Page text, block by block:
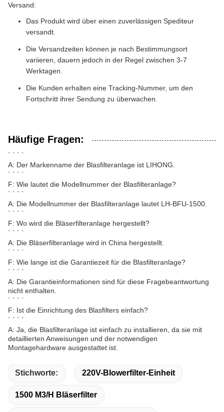
Versand:
Das Produkt wird über einen zuverlässigen Spediteur
versandt.
Die Versandzeiten können je nach Bestimmungsort
variieren, dauern jedoch in der Regel zwischen 3-7
Werktagen.
Die Kunden erhalten eine Tracking-Nummer, um den
Fortschritt ihrer Sendung zu überwachen.
Häufige Fragen:
` ` ` `
A: Der Markenname der Blasfilteranlage ist LIHONG.
` ` ` `
F: Wie lautet die Modellnummer der Blasfilteranlage?
` ` ` `
A: Die Modellnummer der Blasfilteranlage lautet LH-BFU-1500.
` ` ` `
F: Wo wird die Bläserfilteranlage hergestellt?
` ` ` `
A: Die Bläserfilteranlage wird in China hergestellt.
` ` ` `
F: Wie lange ist die Garantiezeit für die Blasfilteranlage?
` ` ` `
A: Die Garantieinformationen sind für diese Fragebeantwortung
nicht enthalten.
` ` ` `
F: Ist die Einrichtung des Blasfilters einfach?
` ` ` `
A: Ja, die Blasfilteranlage ist einfach zu installieren, da sie mit
detaillierten Anweisungen und der notwendigen
Montagehardware ausgestattet ist.
Stichworte: 220V-Blowerfilter-Einheit
1500 M3/h Bläserfilter